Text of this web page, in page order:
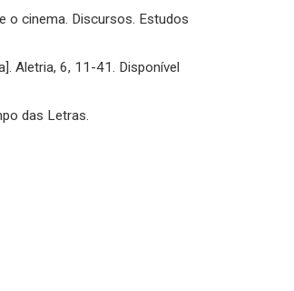
o cinema. Discursos. Estudos
Aletria, 6, 11-41. Disponível
das Letras.